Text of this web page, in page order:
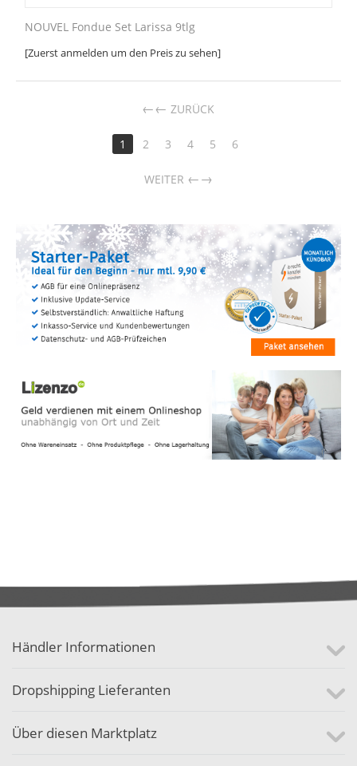
NOUVEL Fondue Set Larissa 9tlg
[Zuerst anmelden um den Preis zu sehen]
← ZURÜCK
1 2 3 4 5 6
WEITER →
Händler Informationen
Dropshipping Lieferanten
Über diesen Marktplatz